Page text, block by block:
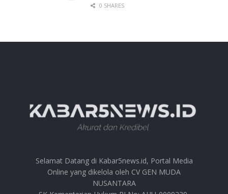
0 SHARES
Selamat Datang di Kabar5news.id, Portal Media
Online yang dikelola oleh CV GEN MUDA
NUSANTARA